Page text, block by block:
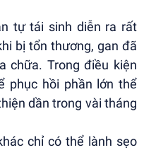
tự tái sinh diễn ra rất
bị tổn thương, gan đã
chữa. Trong điều kiện
phục hồi phần lớn thể
dần trong vài tháng
chỉ có thể lành sẹo